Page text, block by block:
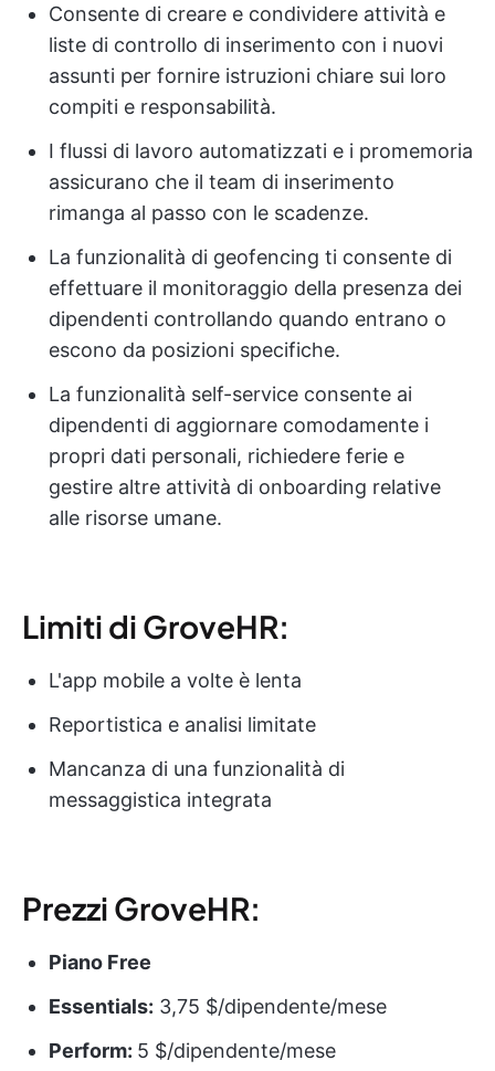
Consente di creare e condividere attività e
liste di controllo di inserimento con i nuovi
assunti per fornire istruzioni chiare sui loro
compiti e responsabilità.
I flussi di lavoro automatizzati e i promemoria
assicurano che il team di inserimento
rimanga al passo con le scadenze.
La funzionalità di geofencing ti consente di
effettuare il monitoraggio della presenza dei
dipendenti controllando quando entrano o
escono da posizioni specifiche.
La funzionalità self-service consente ai
dipendenti di aggiornare comodamente i
propri dati personali, richiedere ferie e
gestire altre attività di onboarding relative
alle risorse umane.
Limiti di GroveHR:
L'app mobile a volte è lenta
Reportistica e analisi limitate
Mancanza di una funzionalità di
messaggistica integrata
Prezzi GroveHR:
Piano Free
Essentials: 3,75 $/dipendente/mese
Perform: 5 $/dipendente/mese